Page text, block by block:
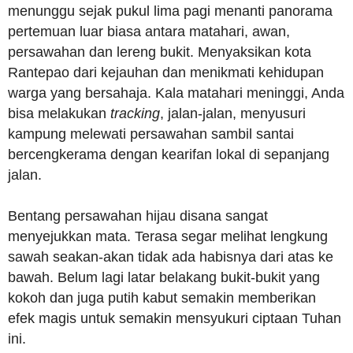
menunggu sejak pukul lima pagi menanti panorama
pertemuan luar biasa antara matahari, awan,
persawahan dan lereng bukit. Menyaksikan kota
Rantepao dari kejauhan dan menikmati kehidupan
warga yang bersahaja. Kala matahari meninggi, Anda
bisa melakukan tracking, jalan-jalan, menyusuri
kampung melewati persawahan sambil santai
bercengkerama dengan kearifan lokal di sepanjang
jalan.
Bentang persawahan hijau disana sangat
menyejukkan mata. Terasa segar melihat lengkung
sawah seakan-akan tidak ada habisnya dari atas ke
bawah. Belum lagi latar belakang bukit-bukit yang
kokoh dan juga putih kabut semakin memberikan
efek magis untuk semakin mensyukuri ciptaan Tuhan
ini.